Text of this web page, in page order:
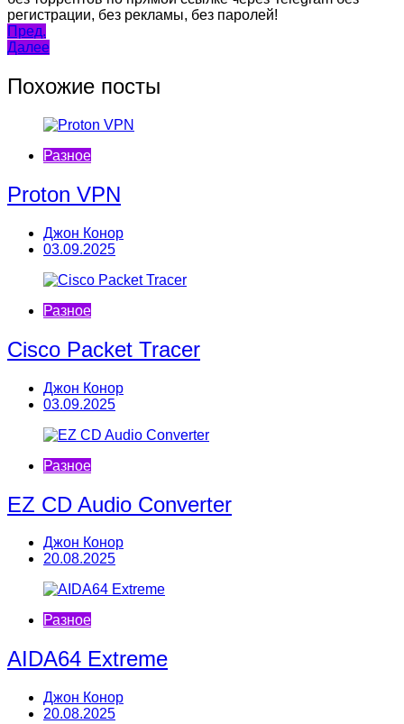
регистрации, без рекламы, без паролей!
Навигация
по
записям
Пред.
Далее
Похожие посты
Разное
Proton VPN
Джон Конор
03.09.2025
Разное
Cisco Packet Tracer
Джон Конор
03.09.2025
Разное
EZ CD Audio Converter
Джон Конор
20.08.2025
Разное
AIDA64 Extreme
Джон Конор
20.08.2025